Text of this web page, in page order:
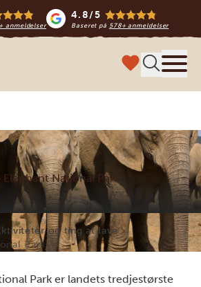
anmeldelser
4.8/5
Baseret på 578+ anmeldelser
National Park
og ting at lave
Park
Park er landets tredjestørste